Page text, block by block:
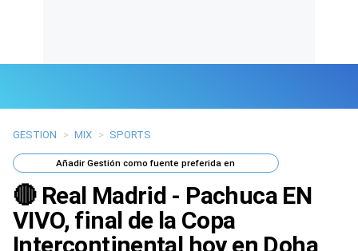
Últimas Noticias
Mi Bolsillo
Respuestas
Gente
GESTION > MIX > SPORTS
AñadirGestión como fuente preferida en
🔴 Real Madrid - Pachuca EN
VIVO, final de la Copa
Intercontinental hoy en Doha